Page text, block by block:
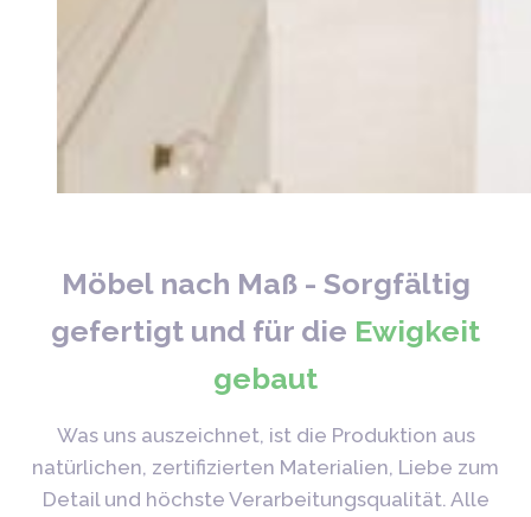
Möbel nach Maß - Sorgfältig
gefertigt und für die Ewigkeit
gebaut
Was uns auszeichnet, ist die Produktion aus
natürlichen, zertifizierten Materialien, Liebe zum
Detail und höchste Verarbeitungsqualität. Alle